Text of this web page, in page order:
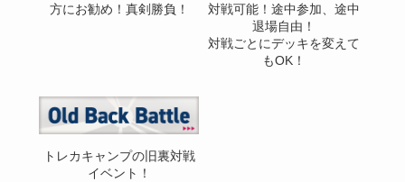
方にお勧め！真剣勝負！
対戦可能！途中参加、途中
退場自由！
対戦ごとにデッキを変えて
もOK！
トレカキャンプの旧裏対戦
イベント！